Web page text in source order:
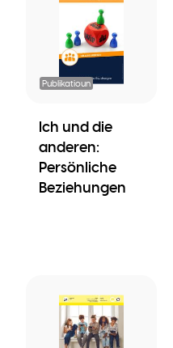
Publikatioun
Ich und die
anderen:
Persönliche
Beziehungen